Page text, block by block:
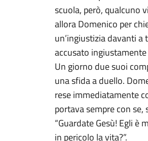
scuola, però, qualcuno
allora Domenico per
un’ingiustizia davanti a
accusato ingiustamente
Un giorno due suoi
una sfida a duello.
rese immediatamente
portava sempre con
“Guardate Gesù! Egli
in pericolo la vita?”.